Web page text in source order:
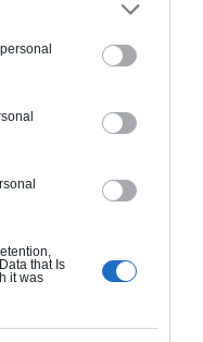
that Is
it was
et normes
coffrant isolant
et le second
mais exclut